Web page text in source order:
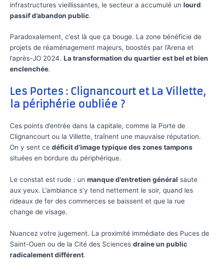
infrastructures vieillissantes, le secteur a accumulé un lourd
passif d’abandon public.
Paradoxalement, c’est là que ça bouge. La zone bénéficie de
projets de réaménagement majeurs, boostés par l’Arena et
l’après-JO 2024. La transformation du quartier est bel et bien
enclenchée.
Les Portes : Clignancourt et La Villette,
la périphérie oubliée ?
Ces points d’entrée dans la capitale, comme la Porte de
Clignancourt ou la Villette, traînent une mauvaise réputation.
On y sent ce déficit d’image typique des zones tampons
situées en bordure du périphérique.
Le constat est rude : un manque d’entretien général saute
aux yeux. L’ambiance s’y tend nettement le soir, quand les
rideaux de fer des commerces se baissent et que la rue
change de visage.
Nuancez votre jugement. La proximité immédiate des Puces de
Saint-Ouen ou de la Cité des Sciences draine un public
radicalement différent.